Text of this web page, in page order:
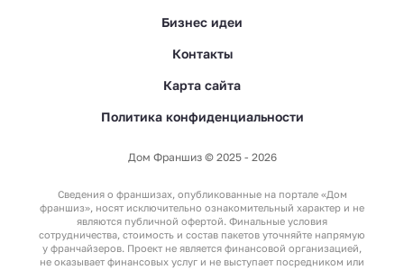
Бизнес идеи
Контакты
Карта сайта
Политика конфиденциальности
Дом Франшиз © 2025 - 2026